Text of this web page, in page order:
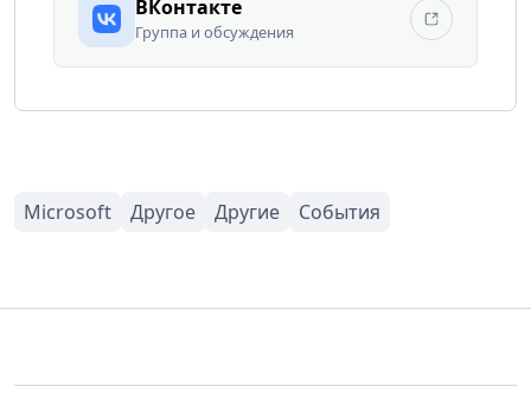
ВКонтакте
Группа и обсуждения